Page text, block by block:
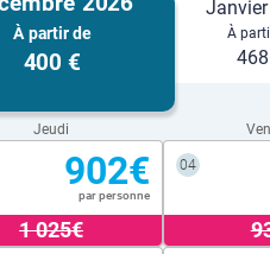
À partir de
400 €
À
Jeudi
902€
par personne
1 025€
04